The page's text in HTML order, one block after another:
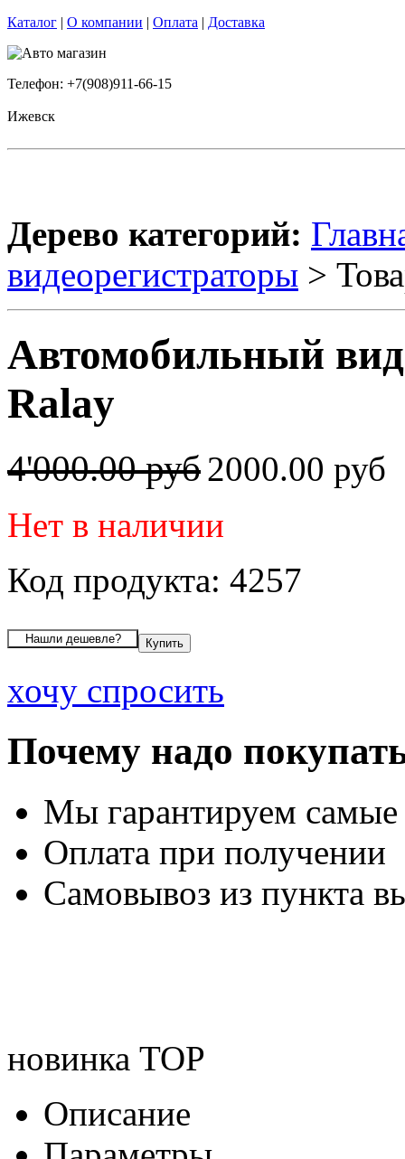
Каталог | О компании | Оплата | Доставка
Телефон: +7(908)911-66-15
Ижевск
Дерево категорий:
видеорегистраторы >
Автомобильный
Ralay
4'000.00 руб2000.00 руб
Нет в наличии
Код продукта: 4257
хочу спросить
Почему надо
Мы гарантируем
Оплата при получении
Самовывоз из пункта
новинка TOP
Описание